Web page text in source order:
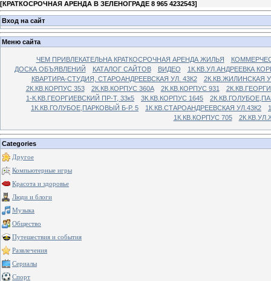
[КРАТКОСРОЧНАЯ АРЕНДА В ЗЕЛЕНОГРАДЕ 8 965 4232543]
Вход на сайт
Меню сайта
ЧЕМ ПРИВЛЕКАТЕЛЬНА КРАТКОСРОЧНАЯ АРЕНДА ЖИЛЬЯ
ДОСКА ОБЪЯВЛЕНИЙ
КАТАЛОГ САЙТОВ ВИДЕО
1К.КВ.УЛ.АНДРЕЕВКА
КВАРТИРА-СТУДИЯ, СТАРОАНДРЕЕВСКАЯ УЛ. 43К2
2К.КВ.ЖИЛИНСКАЯ
2К.КВ.КОРПУС 353
2К.КВ.КОРПУС 360А 2К.КВ.КОРПУС 931
1-К.КВ.ГЕОРГИЕВСКИЙ ПР-Т, 33к5
3К.КВ.КОРПУС 1645
1К.КВ.ГОЛУБОЕ,ПАРКОВЫЙ Б-Р. 5
1К.КВ.СТАРОАНДРЕЕВСКАЯ УЛ.43К2
1К.КВ.КОРПУС 705
Categories
Другое
Компьютерные игры
Красота и здоровье
Люди и блоги
Музыка
Общество
Путешествия и события
Развлечения
Сериалы
Спорт